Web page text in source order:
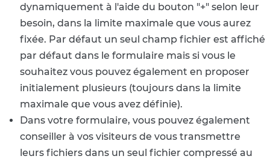
dynamiquement à l'aide du bouton "+" selon leur
besoin, dans la limite maximale que vous aurez
fixée. Par défaut un seul champ fichier est affiché
par défaut dans le formulaire mais si vous le
souhaitez vous pouvez également en proposer
initialement plusieurs (toujours dans la limite
maximale que vous avez définie).
Dans votre formulaire, vous pouvez également
conseiller à vos visiteurs de vous transmettre
leurs fichiers dans un seul fichier compressé au